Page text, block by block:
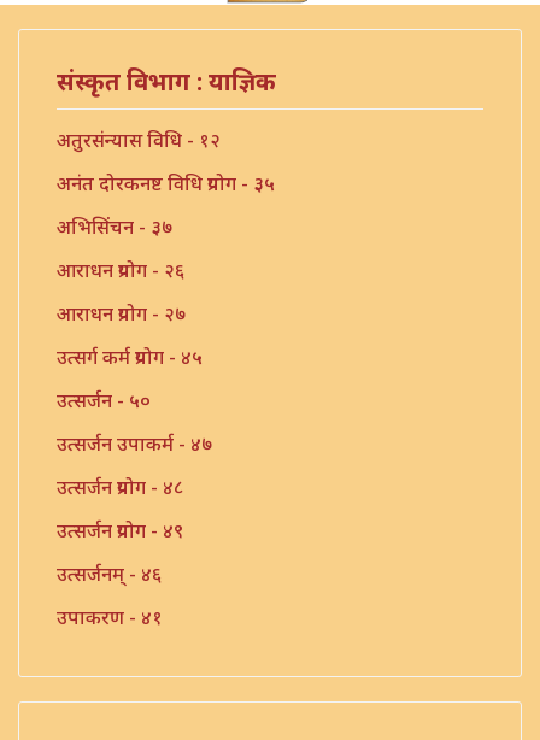
संस्कृत विभाग : याज्ञिक
अतुरसंन्यास विधि - १२
अनंत दोरकनष्ट विधि प्रयोग - ३५
अभिसिंचन - ३७
आराधन प्रयोग - २६
आराधन प्रयोग - २७
उत्सर्ग कर्म प्रयोग - ४५
उत्सर्जन - ५०
उत्सर्जन उपाकर्म - ४७
उत्सर्जन प्रयोग - ४८
उत्सर्जन प्रयोग - ४९
उत्सर्जनम् - ४६
उपाकरण - ४१
उपाकर्म - ४३